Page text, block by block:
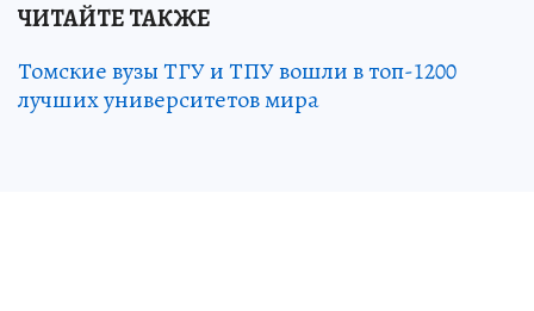
ЧИТАЙТЕ ТАКЖЕ
Томские вузы ТГУ и ТПУ вошли в топ-1200
лучших университетов мира